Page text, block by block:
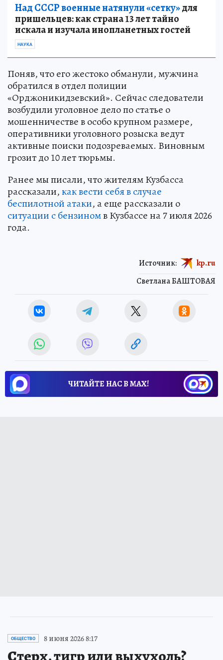
Над СССР военные натянули «сетку»для
пришельцев: как страна 13 лет тайно
искала и изучала инопланетных гостей
НАУКА
Поняв, что его жестоко обманули, мужчина
обратился в отдел полиции
«Орджоникидзевский». Сейчас следователи
возбудили уголовное дело по статье о
мошенничестве в особо крупном размере,
оперативники уголовного розыска ведут
активные поиски подозреваемых. Виновным
грозит до 10 лет тюрьмы.
Ранее мы писали, что жителям Кузбасса
рассказали,как вести себя в случае
беспилотной атаки, а еще рассказали о
ситуации с бензиномв Кузбассе на 7 июля 2026
года.
Светлана БАШТОВАЯ
Источник: kp.ru
ЧИТАЙТЕ НАС В МАХ!
ОБЩЕСТВО 8 июня 2026 8:17
Стерх, тигр или выхухоль?